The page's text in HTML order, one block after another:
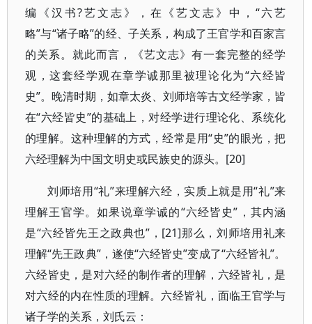
编《汉书?艺文志》，在《艺文志》中，“六艺
略”与“诸子略”的经、子关系，构成了王官学和百家言
的关系。就此而言，《艺文志》有一套完整的经学
观，这套经学观在章学诚那里被理论化为“六经皆
史”。晚清时期，如章太炎、刘师培等古文经学家，皆
在“六经皆史”的基础上，对经学进行理论化、系统化
的理解。这种理解的方式，经常是用“史”的眼光，把
六经理解为中国文明史或民族史的源头。[20]
刘师培用“礼”来理解六经，实质上就是用“礼”来
理解王官学。如果说章学诚的“六经皆史”，其内涵
是“六经皆先王之政典也”，[21]那么，刘师培用礼来
理解“先王政典”，遂使“六经皆史”变成了“六经皆礼”。
六经皆史，是对六经的制作者的理解，六经皆礼，是
对六经的内在性质的理解。六经皆礼，面临王官学与
诸子学的关系，刘氏云：